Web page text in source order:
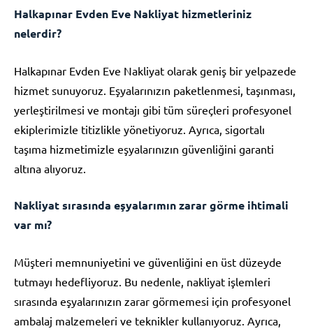
Halkapınar Evden Eve Nakliyat hizmetleriniz
nelerdir?
Halkapınar Evden Eve Nakliyat olarak geniş bir yelpazede
hizmet sunuyoruz. Eşyalarınızın paketlenmesi, taşınması,
yerleştirilmesi ve montajı gibi tüm süreçleri profesyonel
ekiplerimizle titizlikle yönetiyoruz. Ayrıca, sigortalı
taşıma hizmetimizle eşyalarınızın güvenliğini garanti
altına alıyoruz.
Nakliyat sırasında eşyalarımın zarar görme ihtimali
var mı?
Müşteri memnuniyetini ve güvenliğini en üst düzeyde
tutmayı hedefliyoruz. Bu nedenle, nakliyat işlemleri
sırasında eşyalarınızın zarar görmemesi için profesyonel
ambalaj malzemeleri ve teknikler kullanıyoruz. Ayrıca,